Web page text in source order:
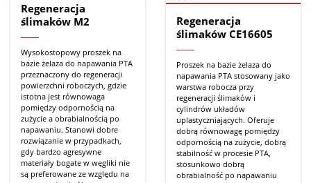
Regeneracja
ślimaków M2
Wysokostopowy proszek na
bazie żelaza do napawania PTA
przeznaczony do regeneracji
powierzchni roboczych, gdzie
istotna jest równowaga
pomiędzy odpornością na
zużycie a obrabialnością po
napawaniu. Stanowi dobre
rozwiązanie w przypadkach,
gdy bardzo agresywne
materiały bogate w węgliki nie
są preferowane ze względu na
Regeneracja
ślimaków CE16605
Proszek na bazie żelaza do
napawania PTA stosowany jako
warstwa robocza przy
regeneracji ślimaków i
cylindrów układów
uplastyczniających. Oferuje
dobrą równowagę pomiędzy
odpornością na zużycie, dobrą
stabilność w procesie PTA,
stosunkowo dobrą
obrabialność po napawaniu